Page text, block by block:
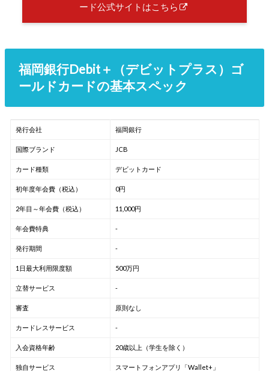
ード公式サイトはこちら
福岡銀行Debit＋（デビットプラス）ゴ
ールドカードの基本スペック
発行会社 福岡銀行
国際ブランド JCB
カード種類 デビットカード
初年度年会費（税込） 0円
2年目～年会費（税込） 11,000円
年会費特典 -
発行期間 -
1日最大利用限度額 500万円
立替サービス -
審査 原則なし
カードレスサービス -
入会資格年齢 20歳以上（学生を除く）
独自サービス
スマートフォンアプリ「Wallet+」